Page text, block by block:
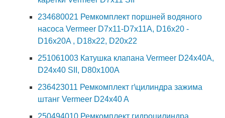
234680021 Ремкомплект поршней водяного
насоса Vermeer D7x11-D7x11A, D16x20 -
D16x20A , D18x22, D20x22
251061003 Катушка клапана Vermeer D24x40A,
D24x40 SII, D80x100A
236423011 Ремкомплект г\цилиндра зажима
штанг Vermeer D24x40 A